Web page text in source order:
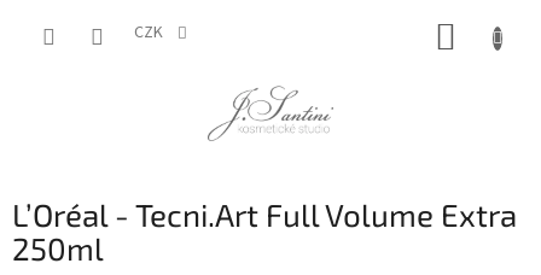
CZK
L’Oréal - Tecni.Art Full Volume Extra
250ml